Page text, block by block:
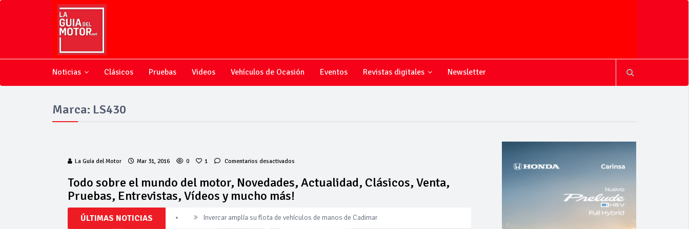
Noticias Clásicos Pruebas Videos Vehículos de Ocasión Eventos Revistas digitales Newsletter
Marca: LS430
La Guía del Motor Mar 31, 2016 0 1 Comentarios desactivadosen
sobre
el
motor,
Novedades,
Todo sobre el mundo del motor, Novedades, Actualidad, Clásicos, Venta,
Pruebas, Entrevistas, Vídeos y mucho más!
ÚLTIMAS NOTICIAS Invercar amplía su flota de vehículos de manos de Cadimar